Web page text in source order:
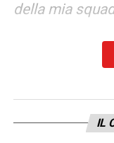
della mia
Cagliari per
qui l’ho
che a giugno
IL